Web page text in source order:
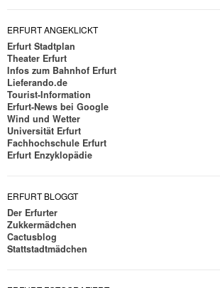
ERFURT ANGEKLICKT
Erfurt Stadtplan
Theater Erfurt
Infos zum Bahnhof Erfurt
Lieferando.de
Tourist-Information
Erfurt-News bei Google
Wind und Wetter
Universität Erfurt
Fachhochschule Erfurt
Erfurt Enzyklopädie
ERFURT BLOGGT
Der Erfurter
Zukkermädchen
Cactusblog
Stattstadtmädchen